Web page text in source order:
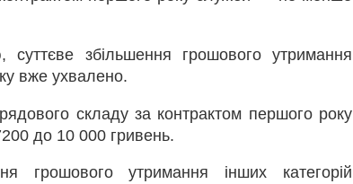
збільшення грошового утримання
вже ухвалено.
складу за контрактом першого року
до 10 000 гривень.
утримання інших категорій